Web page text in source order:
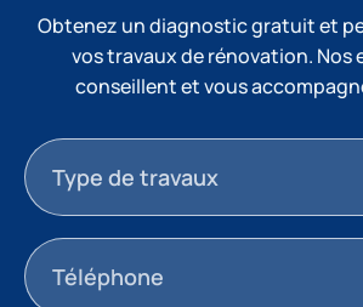
Obtenez un diagnostic gratuit et
vos travaux de rénovation. Nos
conseillent et vous
Type de travaux